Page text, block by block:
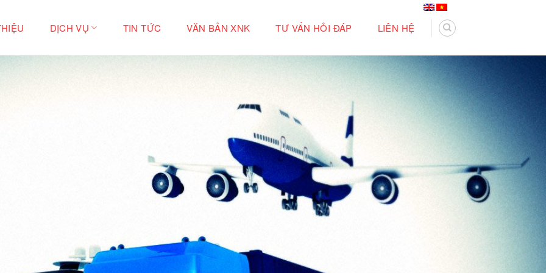
DỊCH VỤ TIN TỨC VĂN BẢN XNK TƯ VẤN HỎI ĐÁP LIÊN HỆ